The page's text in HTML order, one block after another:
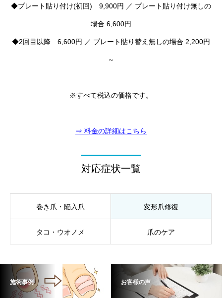
◆プレート貼り付け(初回) 9,900円 ／ プレート貼り付け無しの
場合 6,600円
◆2回目以降 6,600円 ／ プレート貼り替え無しの場合 2,200円
～
※すべて税込の価格です。
⇒ 料金の詳細はこちら
対応症状一覧
巻き爪・陥入爪 変形爪修復
タコ・ウオノメ 爪のケア
施術事例 お客様の声